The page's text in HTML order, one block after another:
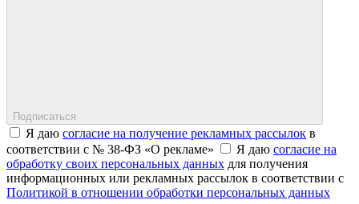
Подписаться
Я даю согласие на получение рекламных рассылок в
соответствии с № 38-ФЗ «О рекламе»
Я даю согласие на
обработку своих персональных данных для получения
информационных или рекламных рассылок в соответствии с
Политикой в отношении обработки персональных данных